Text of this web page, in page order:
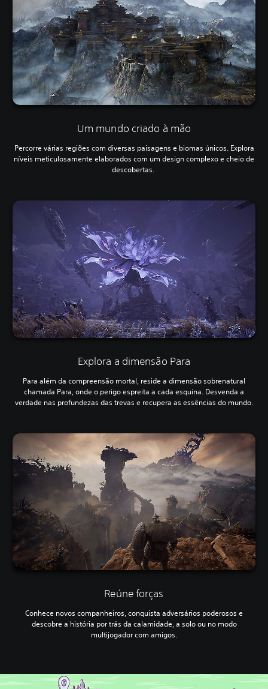
Um mundo criado à mão
Percorre várias regiões com diversas paisagens e biomas únicos. Explora
níveis meticulosamente elaborados com um design complexo e cheio de
descobertas.
Explora a dimensão Para
Para além da compreensão mortal, reside a dimensão sobrenatural
chamada Para, onde o perigo espreita a cada esquina. Desvenda a
verdade nas profundezas das trevas e recupera as essências do mundo.
Reúne forças
Conhece novos companheiros, conquista adversários poderosos e
descobre a história por trás da calamidade, a solo ou no modo
multijogador com amigos.